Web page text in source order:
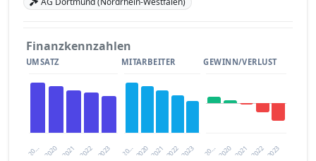
Finanzkennzahlen
UMSATZ
20… 2021 2023
2020 2022
MITARBEITER
20… 2021 2023
2020 2022
GEWINN/VERLUST
20… 2021 2023
2020 2022